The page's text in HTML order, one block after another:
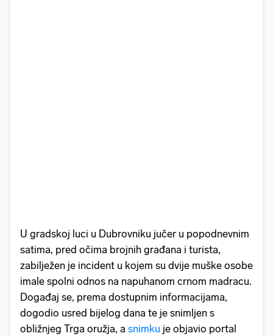
U gradskoj luci u Dubrovniku jučer u popodnevnim
satima, pred očima brojnih građana i turista,
zabilježen je incident u kojem su dvije muške osobe
imale spolni odnos na napuhanom crnom madracu.
Događaj se, prema dostupnim informacijama,
dogodio usred bijelog dana te je snimljen s
obližnjeg Trga oružja, a snimku je objavio portal